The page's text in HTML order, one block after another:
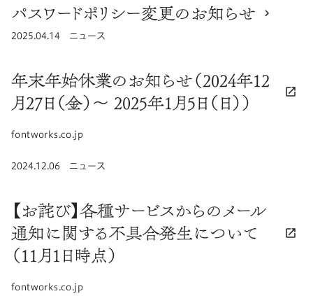
パスワードポリシー変更のお知らせ
公開日
2025.04.14
カテゴリ ニュース
年末年始休業のお知らせ（2024年12
月27日（金）～ 2025年1月5日（日））
リンク先ドメイン：
fontworks.co.jp
公開日
2024.12.06
カテゴリ ニュース
【お詫び】各種サービスからのメール
通知に関する不具合発生について
（11月1日時点）
リンク先ドメイン：
fontworks.co.jp